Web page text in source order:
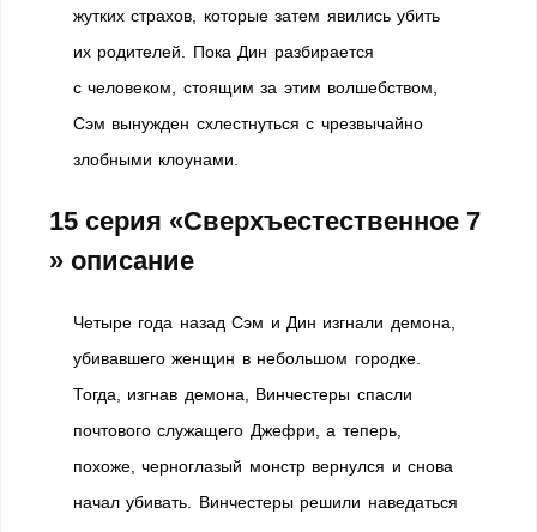
жутких страхов, которые затем явились убить
их родителей. Пока Дин разбирается
с человеком, стоящим за этим волшебством,
Сэм вынужден схлестнуться с чрезвычайно
злобными клоунами.
15 серия «Сверхъестественное 7
» описание
Четыре года назад Сэм и Дин изгнали демона,
убивавшего женщин в небольшом городке.
Тогда, изгнав демона, Винчестеры спасли
почтового служащего Джефри, а теперь,
похоже, черноглазый монстр вернулся и снова
начал убивать. Винчестеры решили наведаться